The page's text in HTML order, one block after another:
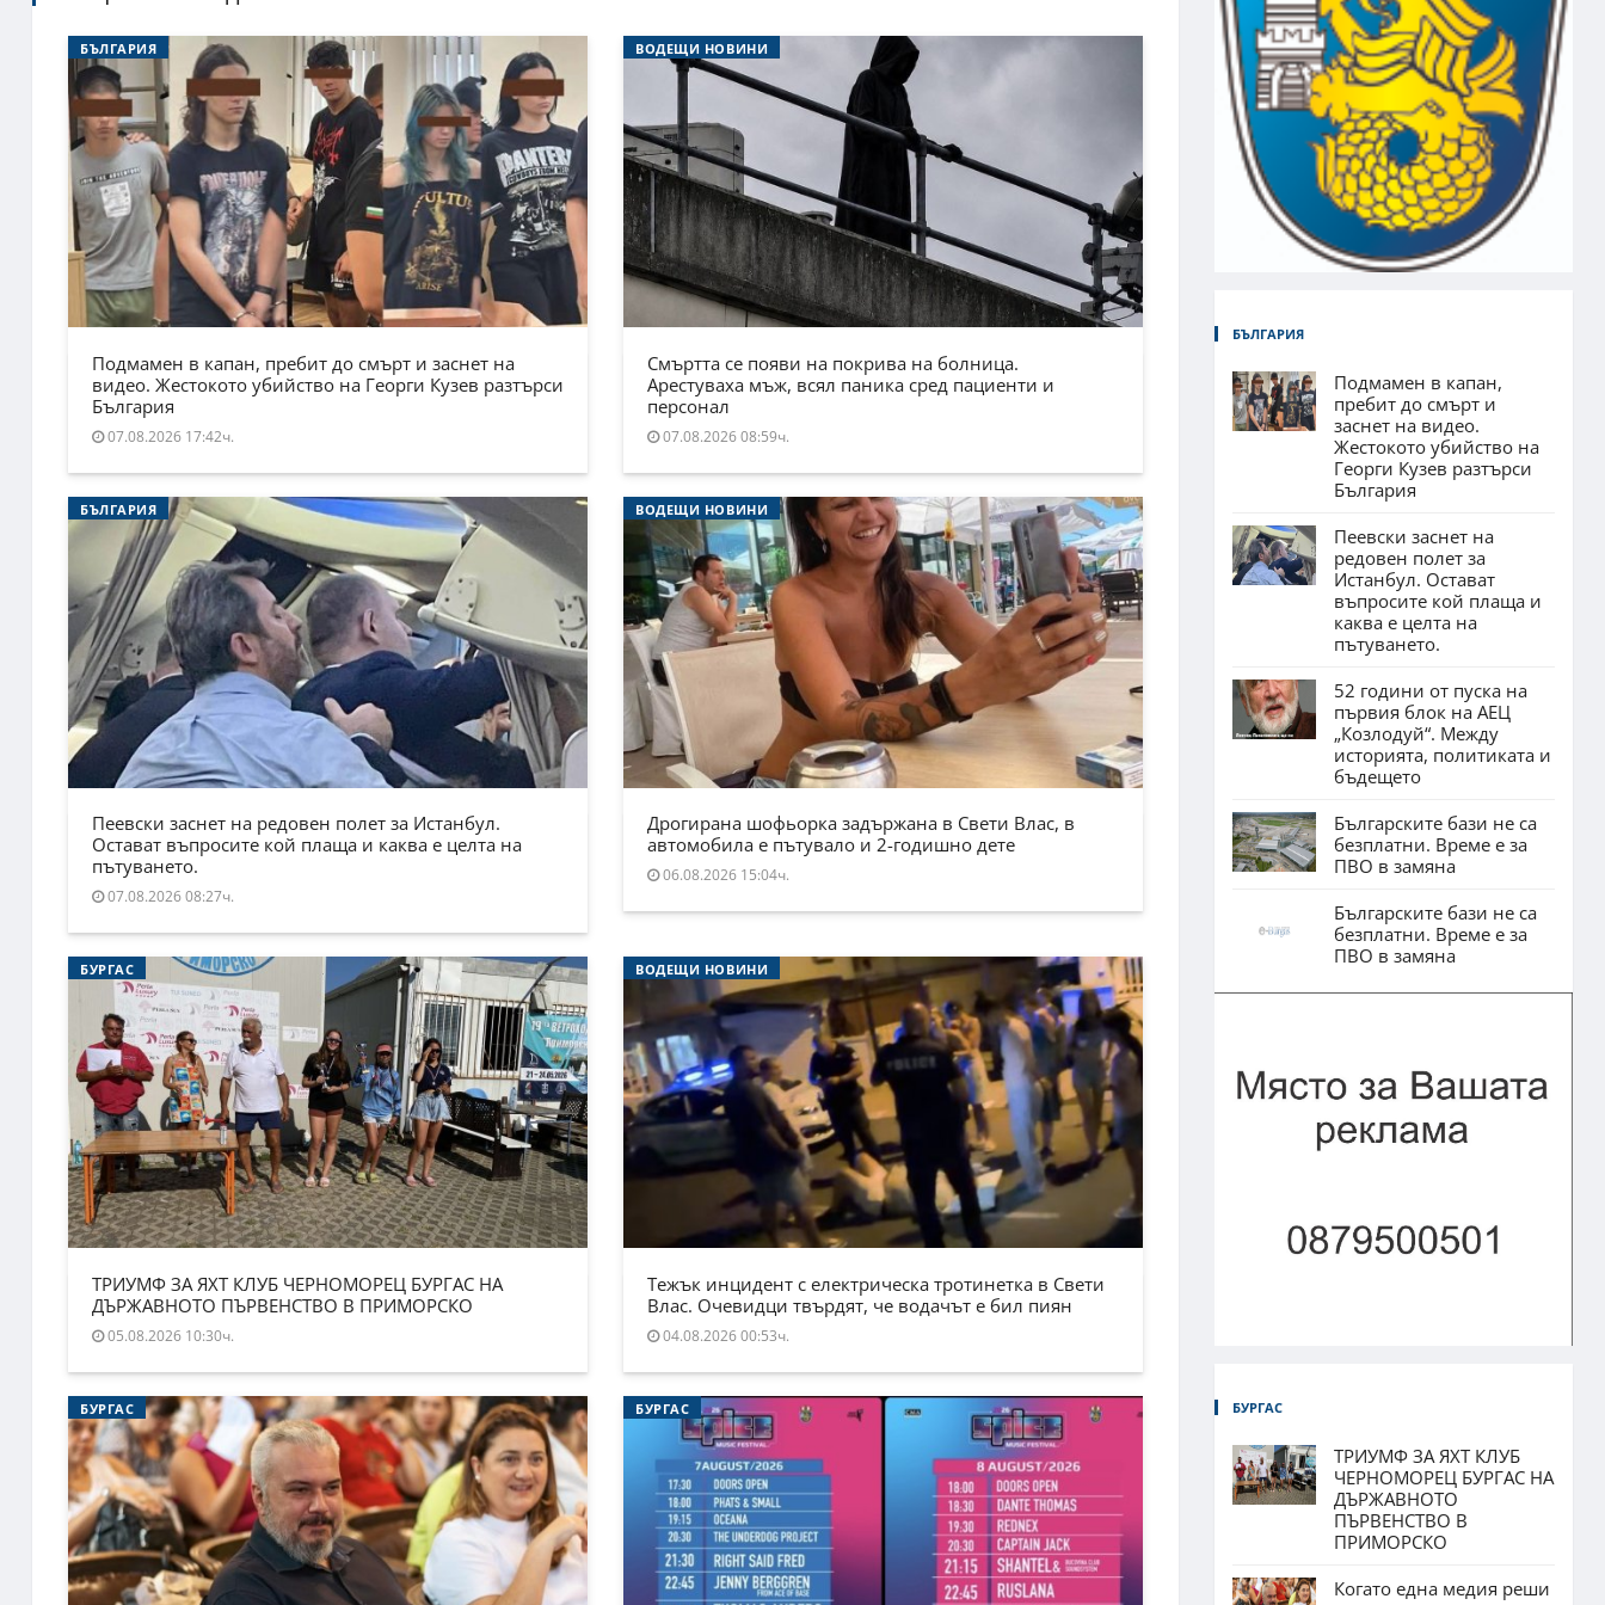
БЪЛГАРИЯ
Подмамен в капан, пребит до смърт и заснет на
видео. Жестокото убийство на Георги Кузев разтърси
България
07.08.2026 17:42ч.
ВОДЕЩИ НОВИНИ
Смъртта се появи на покрива на болница.
Арестуваха мъж, всял паника сред пациенти и
персонал
07.08.2026 08:59ч.
БЪЛГАРИЯ
Пеевски заснет на редовен полет за Истанбул.
Остават въпросите кой плаща и каква е целта на
пътуването.
07.08.2026 08:27ч.
ВОДЕЩИ НОВИНИ
Дрогирана шофьорка задържана в Свети Влас, в
автомобила е пътувало и 2-годишно дете
06.08.2026 15:04ч.
БУРГАС
ТРИУМФ ЗА ЯХТ КЛУБ ЧЕРНОМОРЕЦ БУРГАС НА
ДЪРЖАВНОТО ПЪРВЕНСТВО В ПРИМОРСКО
05.08.2026 10:30ч.
ВОДЕЩИ НОВИНИ
Тежък инцидент с електрическа тротинетка в Свети
Влас. Очевидци твърдят, че водачът е бил пиян
04.08.2026 00:53ч.
БУРГАС БУРГАС
БЪЛГАРИЯ
Подмамен в капан,
пребит до смърт и
заснет на видео.
Жестокото убийство на
Георги Кузев разтърси
България
Пеевски заснет на
редовен полет за
Истанбул. Остават
въпросите кой плаща и
каква е целта на
пътуването.
52 години от пуска на
първия блок на АЕЦ
„Козлодуй“. Между
историята, политиката и
бъдещето
Българските бази не са
безплатни. Време е за
ПВО в замяна
Българските бази не са
безплатни. Време е за
ПВО в замяна
БУРГАС
ТРИУМФ ЗА ЯХТ КЛУБ
ЧЕРНОМОРЕЦ БУРГАС НА
ДЪРЖАВНОТО
ПЪРВЕНСТВО В
ПРИМОРСКО
Когато една медия реши